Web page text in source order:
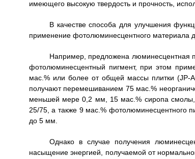
имеющего высокую твердость и прочность,
В качестве способа для улучшения
применение фотолюминесцентного материала
Например, предложена люминесцентная
фотолюминесцентный пигмент, при этом
мас.% или более от общей массы плитки (JP-
получают перемешиванием 75 мас.%
меньшей мере 0,2 мм, 15 мас.% сиропа
25/75, а также 9 мас.% фотолюминесцентного
до 5 мм.
Однако в случае получения
насыщение энергией, получаемой от